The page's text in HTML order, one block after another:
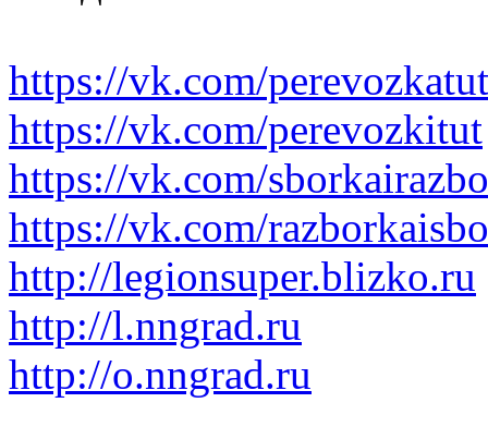
https://vk.com/perevozkatut
https://vk.com/perevozkitut
https://vk.com/
https://vk.com/
http://legionsuper.blizko.ru
http://l.nngrad.ru
http://o.nngrad.ru